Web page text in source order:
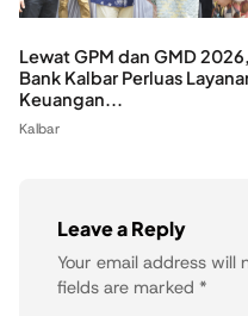
Lewat GPM dan GMD 2026,
Bank Kalbar Perluas
Keuangan...
Kalbar
Leave a Reply
Your email address will
fields are marked *